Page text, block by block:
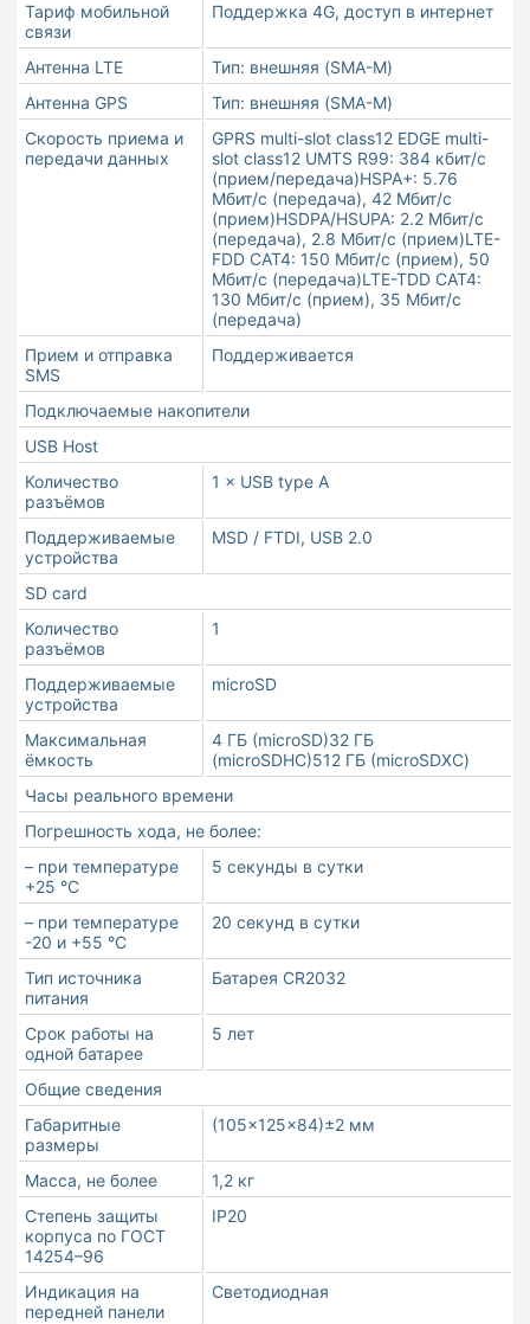
Тариф мобильной
связи
Поддержка 4G, доступ в интернет
Антенна LTE
Тип: внешняя (SMA-M)
Антенна GPS
Тип: внешняя (SMA-M)
Скорость приема и
передачи данных
GPRS multi-slot class12 EDGE multi-
slot class12 UMTS R99: 384 кбит/с
(прием/передача)HSPA+: 5.76
Мбит/с (передача), 42 Мбит/с
(прием)HSDPA/HSUPA: 2.2 Мбит/с
(передача), 2.8 Мбит/с (прием)LTE-
FDD CAT4: 150 Мбит/с (прием), 50
Мбит/с (передача)LTE-TDD CAT4:
130 Мбит/с (прием), 35 Мбит/с
(передача)
Прием и отправка
SMS
Поддерживается
Подключаемые накопители
USB Host
Количество
разъёмов
1 × USB type A
Поддерживаемые
устройства
MSD / FTDI, USB 2.0
SD card
Количество
разъёмов
1
Поддерживаемые
устройства
microSD
Максимальная
ёмкость
4 ГБ (microSD)32 ГБ
(microSDHC)512 ГБ (microSDXC)
Часы реального времени
Погрешность хода, не более:
– при температуре
+25 °С
5 секунды в сутки
– при температуре
-20 и +55 °С
20 секунд в сутки
Тип источника
питания
Батарея CR2032
Срок работы на
одной батарее
5 лет
Общие сведения
Габаритные
размеры
(105×125×84)±2 мм
Масса, не более
1,2 кг
Степень защиты
корпуса по ГОСТ
14254–96
IP20
Индикация на
передней панели
Светодиодная